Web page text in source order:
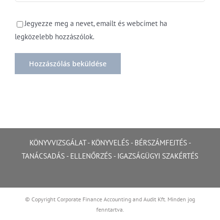
Jegyezze meg a nevet, emailt és webcímet ha
legközelebb hozzászólok.
KÖNYVVIZSGÁLAT- KÖNYVELÉS- BÉRSZÁMFEJTÉS-
TANÁCSADÁS - ELLENŐRZÉS - IGAZSÁGÜGYI SZAKÉRTÉS
© Copyright Corporate Finance Accounting and Audit Kft. Minden jog
fenntartva.